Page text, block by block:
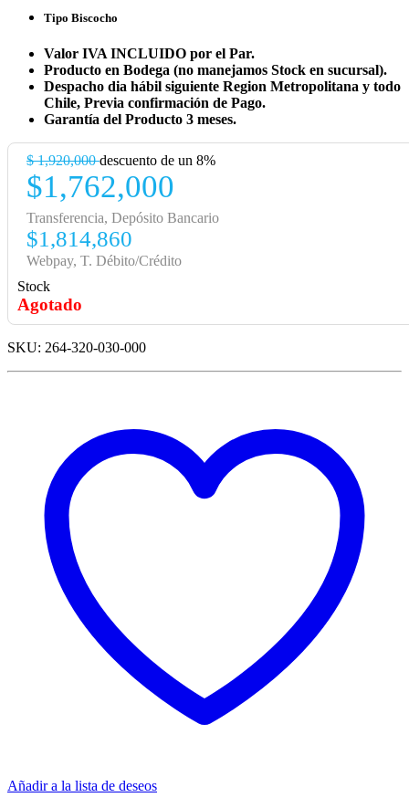
Tipo Biscocho
Valor IVA INCLUIDO por el Par.
Producto en Bodega (no manejamos Stock en sucursal).
Despacho dia hábil siguiente Region Metropolitana y todo
Chile, Previa confirmación de Pago.
Garantía del Producto 3 meses.
$1,920,000descuento de un 8%
$1,762,000
Transferencia, Depósito Bancario
$1,814,860
Webpay, T. Débito/Crédito
Stock
Agotado
SKU: 264-320-030-000
Añadir a la lista de deseos